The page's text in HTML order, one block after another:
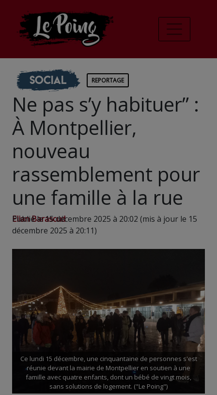
Social REPORTAGE
Ne pas s’y habituer” :
À Montpellier,
nouveau
rassemblement pour
une famille à la rue
Elian Barascud
Publié le 15 décembre 2025 à 20:02 (mis à jour le 15
décembre 2025 à 20:11)
Ce lundi 15 décembre, une cinquantaine de personnes s'est
réunie devant la mairie de Montpellier en soutien à une
famille avec quatre enfants, dont un bébé de vingt mois,
sans solutions de logement. ("Le Poing")